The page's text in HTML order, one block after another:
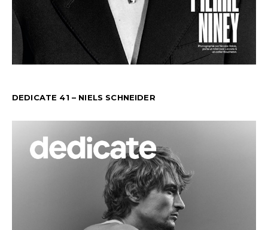
DEDICATE 41 – NIELS SCHNEIDER